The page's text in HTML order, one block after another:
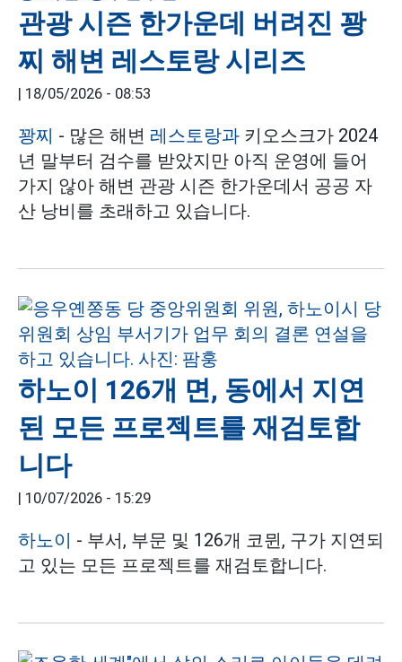
관광 시즌 한가운데 버려진 꽝
찌 해변 레스토랑 시리즈
| 18/05/2026 - 08:53
꽝찌 - 많은 해변 레스토랑과 키오스크가 2024
년 말부터 검수를 받았지만 아직 운영에 들어
가지 않아 해변 관광 시즌 한가운데서 공공 자
산 낭비를 초래하고 있습니다.
하노이 126개 면, 동에서 지연
된 모든 프로젝트를 재검토합
니다
| 10/07/2026 - 15:29
하노이 - 부서, 부문 및 126개 코뮌, 구가 지연되
고 있는 모든 프로젝트를 재검토합니다.